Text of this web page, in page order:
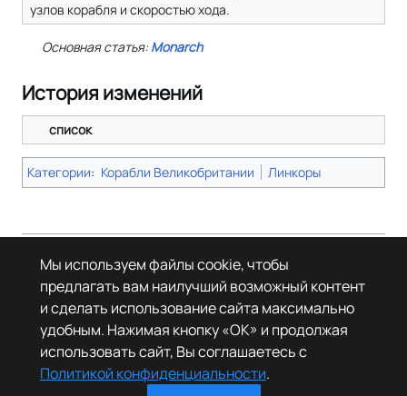
узлов корабля и скоростью хода.
Основная статья:Monarch
История изменений
список
Категории: Корабли Великобритании Линкоры
Страница в последний раз была отредактирована 11 июня 2025 года в
09:56.
© Леста Игры, 2022–2026. Игры «Мир танков», «Мир кораблей», Tanks
Blitz основаны на интеллектуальной собственности третьих лиц. Все
права на объекты прав третьих лиц принадлежат их законным
правообладателям.
Политика конфиденциальности
О Леста Wiki
Мы используем файлы cookie, чтобы
предлагать вам наилучший возможный контент
и сделать использование сайта максимально
удобным. Нажимая кнопку «OK» и продолжая
использовать сайт, Вы соглашаетесь с
Политикой конфиденциальности.